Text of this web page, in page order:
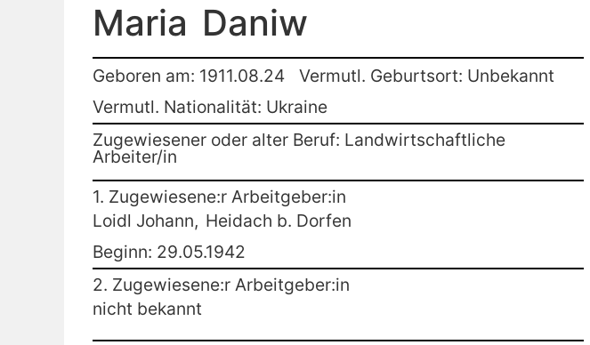
Maria Daniw
Geboren am: 1911.08.24
Vermutl. Geburtsort: Unbekannt
Vermutl. Nationalität: Ukraine
Zugewiesener oder alter Beruf: Landwirtschaftliche
Arbeiter/in
1. Zugewiesene:r Arbeitgeber:in
Loidl Johann, Heidach b. Dorfen
Beginn: 29.05.1942
2. Zugewiesene:r Arbeitgeber:in
nicht bekannt